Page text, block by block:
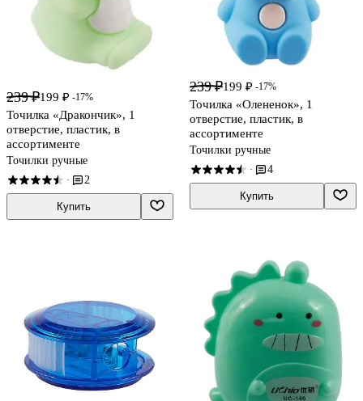
239 ₽199 ₽ -17%
Точилка «Дракончик», 1
отверстие, пластик, в
ассортименте
Точилки ручные
· 2
Купить
239 ₽199 ₽ -17%
Точилка «Олененок», 1
отверстие, пластик, в
ассортименте
Точилки ручные
· 4
Купить